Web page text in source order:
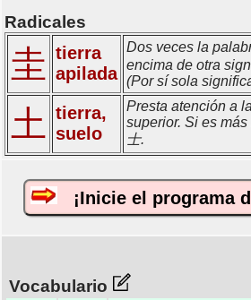
Radicales
圭 tierra
apilada
Dos veces la
encima de otra
(Por sí sola
土
tierra,
suelo
Presta atención a
superior. Si es
士.
¡Inicie el programa
Vocabulario